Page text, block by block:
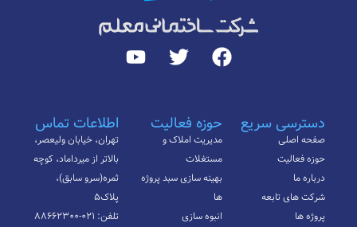
دسترسی سریع
صفحه اصلی
حوزه فعالیت
درباره ما
شرکت های تابعه
پروژه ها
حوزه فعالیت
مدیریت املاک و
مستغلات
بهینه سازی سبد پروژه
ها
انبوه سازی
اطلاعات تماس
تهران، خیابان ولیعصر،
بالاتر از میرداماد، کوچه
ثمره(سرو سابق)،
پلاک۵
تلفن: ۰۲۱-۸۸۶۶۲۳۰۰